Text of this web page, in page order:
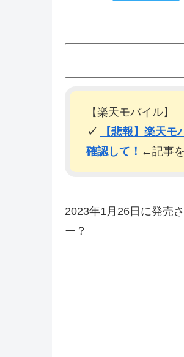
【楽天モバイル】
✓
【悲報】楽天
確認して！ ←記事
2023年1月26日に発売
ー？